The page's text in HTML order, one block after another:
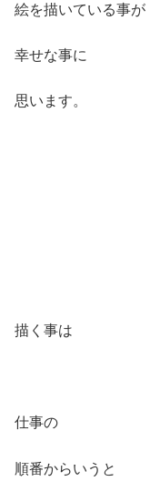
絵を描いている事が
幸せな事に
思います。
描く事は
仕事の
順番からいうと